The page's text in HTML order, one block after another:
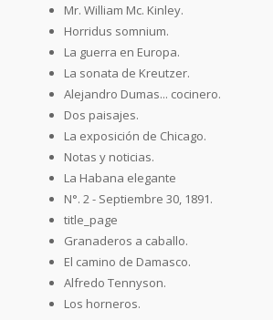
Mr. William Mc. Kinley.
Horridus somnium.
La guerra en Europa.
La sonata de Kreutzer.
Alejandro Dumas... cocinero.
Dos paisajes.
La exposición de Chicago.
Notas y noticias.
La Habana elegante
N°. 2 - Septiembre 30, 1891.
title_page
Granaderos a caballo.
El camino de Damasco.
Alfredo Tennyson.
Los horneros.